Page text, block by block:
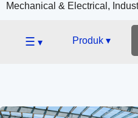
Mechanical & Electrical,
☰ ▾ Produk ▾